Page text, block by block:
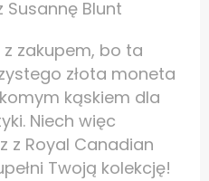
Blunt
zakupem, bo ta
złota moneta
kąskiem dla
Niech więc
z Royal Canadian
Twoją kolekcję!